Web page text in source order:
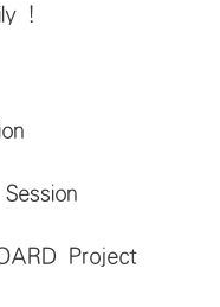
!
Project